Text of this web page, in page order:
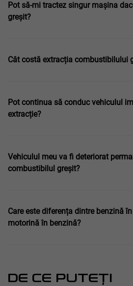
Pot să-mi tractez singur mașina
greșit?
Cât costă extracția combustibilului
Pot continua să conduc vehiculul
extracție?
Vehiculul meu va fi deteriorat
combustibilul greșit?
Care este diferența dintre benzină
motorină în benzină?
DE CE PUTEȚI